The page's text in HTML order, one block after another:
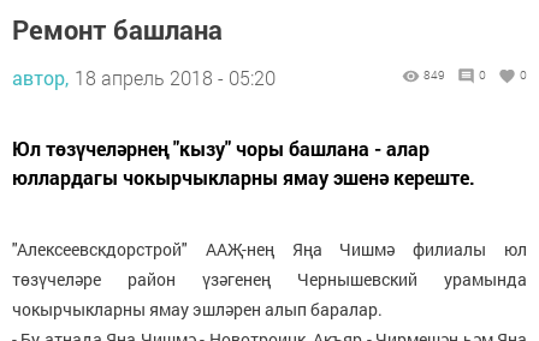
Ремонт башлана
автор, 18 апрель 2018 - 05:20 849 0 0
Юл төзүчеләрнең "кызу" чоры башлана - алар
юллардагы чокырчыкларны ямау эшенә кереште.
"Алексеевскдорстрой" ААҖ-нең Яңа Чишмә филиалы юл
төзүчеләре район үзәгенең Чернышевский урамында
чокырчыкларны ямау эшләрен алып баралар.